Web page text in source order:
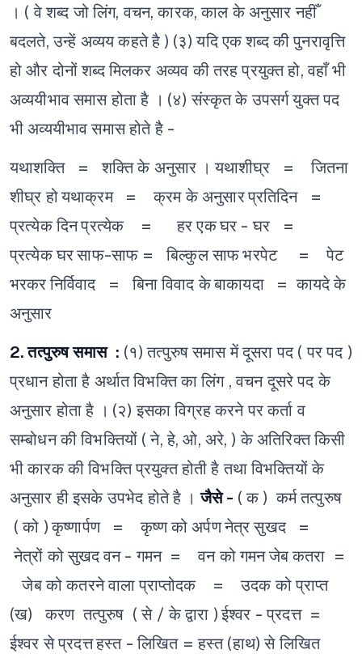
। ( वे शब्द जो लिंग, वचन, कारक, काल के अनुसार नहीँ
बदलते, उन्हें अव्यय कहते है ) (३) यदि एक शब्द की पुनरावृत्ति
हो और दोनों शब्द मिलकर अव्यव की तरह प्रयुक्त हो, वहाँ भी
अव्ययीभाव समास होता है । (४) संस्कृत के उपसर्ग युक्त पद
भी अव्ययीभाव समास होते है -
यथाशक्ति = शक्ति के अनुसार । यथाशीघ्र = जितना
शीघ्र होयथाक्रम = क्रम के अनुसारप्रतिदिन =
प्रत्येक दिनप्रत्येक = हर एकघर - घर =
प्रत्येक घर साफ-साफ = बिल्कुल साफभरपेट = पेट
भरकर निर्विवाद = बिना विवाद केबाकायदा = कायदे के
अनुसार
​2. तत्पुरुष समास : (१) तत्पुरुष समास में दूसरा पद ( पर पद )
प्रधान होता है अर्थात विभक्ति का लिंग , वचन दूसरे पद के
अनुसार होता है । (२) इसका विग्रह करने पर कर्ता व
सम्बोधन की विभक्तियों ( ने, हे, ओ, अरे, ) के अतिरिक्त किसी
भी कारक की विभक्ति प्रयुक्त होती है तथा विभक्तियों के
अनुसार ही इसके उपभेद होते है ।जैसे - ( क ) कर्म तत्पुरुष
( को ) कृष्णार्पण = कृष्ण को अर्पणनेत्र सुखद =
नेत्रों को सुखदवन - गमन = वन को गमनजेब कतरा =
जेब को कतरने वाला प्राप्तोदक = उदक को प्राप्त
(ख) करण तत्पुरुष ( से / के द्वारा ) ईश्वर - प्रदत्त =
ईश्वर से प्रदत्तहस्त - लिखित = हस्त (हाथ) से लिखित